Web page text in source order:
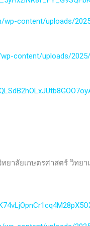
content/uploads/
wp-content/uploads/
าลัยเกษตรศาสตร์ วิทย